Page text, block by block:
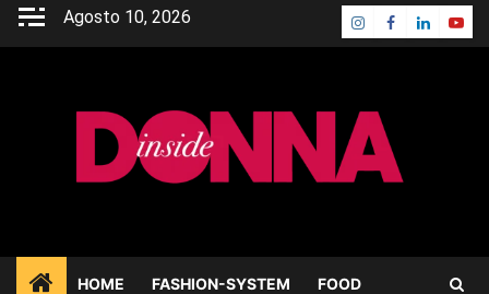
Skip
Agosto 10, 2026 Instagram
Facebook
Linkedin
HOME FASHION-SYSTEM FOOD